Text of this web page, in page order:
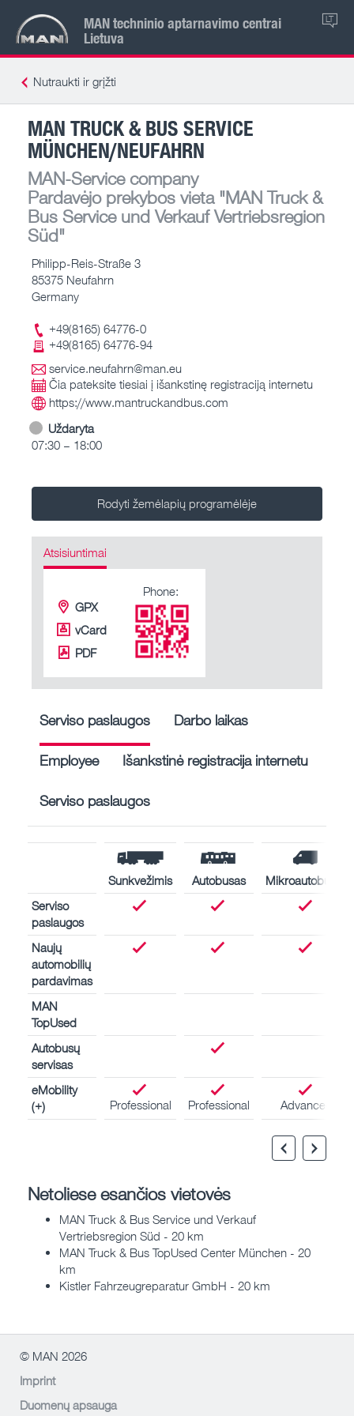
MAN techninio aptarnavimo centrai
Lietuva
LT
Nutraukti ir grįžti
MAN TRUCK & BUS SERVICE
MÜNCHEN/NEUFAHRN
MAN-Service company
Pardavėjo prekybos vieta"MAN Truck &
Bus Service und Verkauf Vertriebsregion
Süd"
Philipp-Reis-Straße 3
85375 Neufahrn
Germany
+49(8165) 64776-0
+49(8165) 64776-94
service.neufahrn@man.eu
Čia pateksite tiesiai į išankstinę registraciją internetu
https://www.mantruckandbus.com
Uždaryta
07:30 – 18:00
Rodyti žemėlapių programėlėje
Atsisiuntimai
GPX
vCard
PDF
Phone:
Serviso paslaugos Darbo laikas
Employee Išankstinė registracija internetu
Serviso paslaugos
Sunkvežimis Autobusas
Mikroautobusas
Serviso
paslaugos
Naujų
automobilių
pardavimas
MAN
TopUsed
Autobusų
servisas
eMobility
(+)
Professional Professional Advanced
Netoliese esančios vietovės
MAN Truck & Bus Service und Verkauf
Vertriebsregion Süd - 20 km
MAN Truck & Bus TopUsed Center München - 20
km
Kistler Fahrzeugreparatur GmbH - 20 km
© MAN 2026
Imprint
Duomenų apsauga